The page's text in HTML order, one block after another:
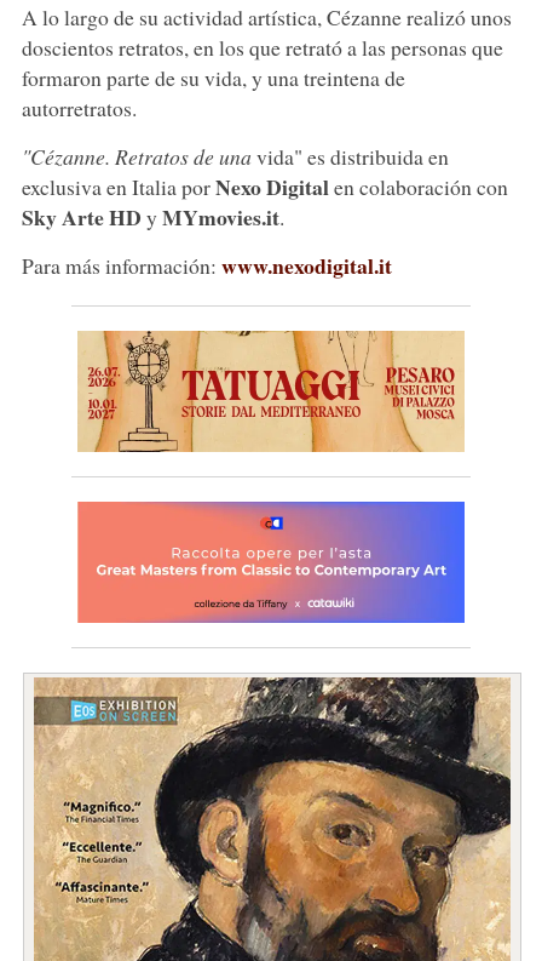
A lo largo de su actividad artística, Cézanne realizó unos
doscientos retratos, en los que retrató a las personas que
formaron parte de su vida, y una treintena de
autorretratos.
"Cézanne. Retratos de una vida" es distribuida en
exclusiva en Italia porNexo Digitalen colaboración con
Sky Arte HD y MYmovies.it.
Para más información: www.nexodigital.it